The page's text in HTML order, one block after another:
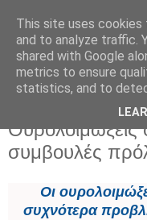
Σάββατο 23 Μαΐου
Ουρολοιμώξεις
συμβουλές
Οι
συχνότερα
This site uses
and to analyze traffic.
shared with Google
metrics to ensure
statistics, and to